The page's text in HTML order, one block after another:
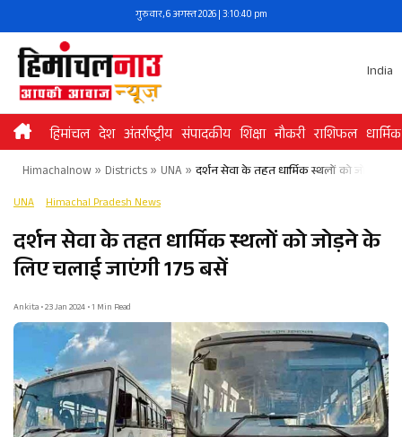
to
content
गुरुवार, 6 अगस्त 2026 | 3:10:40 pm
India
हिमांचल देश अंतर्राष्ट्रीय संपादकीय शिक्षा नौकरी राशिफल धार्मिक
Himachalnow» Districts» UNA » दर्शन सेवा के तहत धार्मिक स्थलों को जोड़ने के
UNA Himachal Pradesh News
दर्शन सेवा के तहत धार्मिक स्थलों को जोड़ने के
लिए चलाई जाएंगी 175 बसें
Ankita • 23 Jan 2024 • 1 Min Read